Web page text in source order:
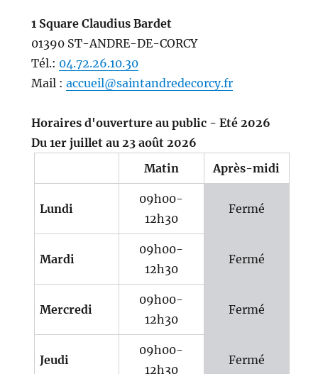
1 Square Claudius Bardet
01390 ST-ANDRE-DE-CORCY
Tél.: 04.72.26.10.30
Mail : accueil@saintandredecorcy.fr
Horaires d'ouverture au public - Eté 2026
Du 1er juillet au 23 août 2026
Matin
Après-midi
Lundi
09h00-
12h30
Fermé
Mardi
09h00-
12h30
Fermé
Mercredi
09h00-
12h30
Fermé
Jeudi
09h00-
12h30
Fermé